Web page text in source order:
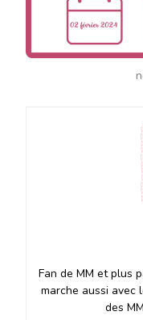
Fan de MM et plus
marche aussi avec
des